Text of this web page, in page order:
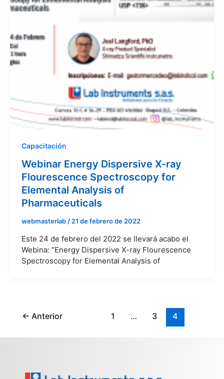
Capacitación
Webinar Energy Dispersive X-ray
Flourescence Spectroscopy for
Elemental Analysis of
Pharmaceuticals
webmasterlab/21 de febrero de 2022
Este 24 de febrero del 2022 se llevará acabo el
Webina: “Energy Dispersive X-ray Flourescence
Spectroscopy for Elemental Analysis of
← Anterior 1 … 3 4